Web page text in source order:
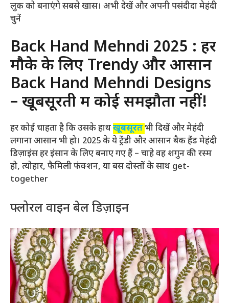
लुक को बनाएंगे सबसे खास। अभी देखें और अपनी पसंदीदा मेहंदी
चुनें
Back Hand Mehndi 2025 : हर
मौके के लिए Trendy और आसान
Back Hand Mehndi Designs
– खूबसूरती में कोई समझौता नहीं!
हर कोई चाहता है कि उसके हाथखूबसूरतभी दिखें और मेहंदी
लगाना आसान भी हो। 2025 के ये ट्रेंडी और आसान बैक हैंड मेहंदी
डिज़ाइंस हर इंसान के लिए बनाए गए हैं – चाहे वह शगुन की रस्म
हो, त्योहार, फैमिली फंक्शन, या बस दोस्तों के साथ get-
together
फ्लोरल वाइन बेल डिज़ाइन